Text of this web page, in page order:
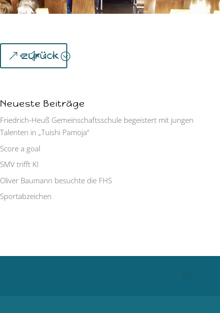
zurück
Neueste Beiträge
Friedrich-Heuß Gemeinschaftsschule begeistert mit jungen
Talenten in „Tuishi Pamoja“
Score a goal
SMV trifft KI
Oliver Baumann besuchte die FHS
Sportabzeichen